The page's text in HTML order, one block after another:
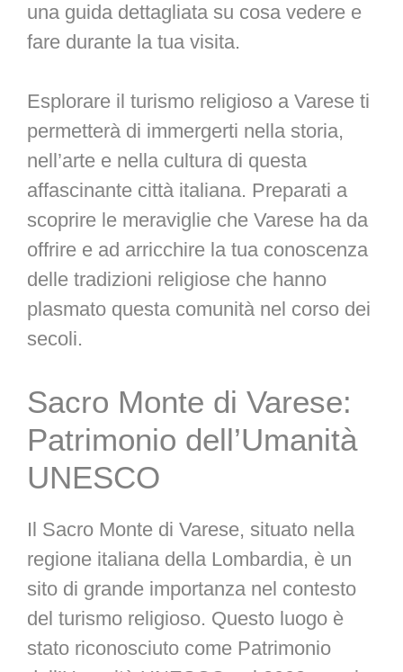
una guida dettagliata su cosa vedere e
fare durante la tua visita.
Esplorare il turismo religioso a Varese ti
permetterà di immergerti nella storia,
nell’arte e nella cultura di questa
affascinante città italiana. Preparati a
scoprire le meraviglie che Varese ha da
offrire e ad arricchire la tua conoscenza
delle tradizioni religiose che hanno
plasmato questa comunità nel corso dei
secoli.
Sacro Monte di Varese:
Patrimonio dell’Umanità
UNESCO
Il Sacro Monte di Varese, situato nella
regione italiana della Lombardia, è un
sito di grande importanza nel contesto
del turismo religioso. Questo luogo è
stato riconosciuto come Patrimonio